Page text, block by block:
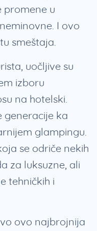
promene u
I ovo
smeštaja.
uočljive su
izboru
na hotelski.
generacije ka
glampingu.
se odriče nekih
za luksuzne, ali
tehničkih i
ovo najbrojnija